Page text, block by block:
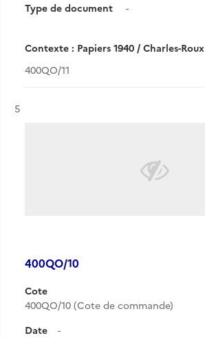
Type de document
-
Contexte : Papiers 1940 / Charles-Roux
400QO/11
Résultat n°
5
400QO/10
Cote
400QO/10 (Cote de commande)
Date
-